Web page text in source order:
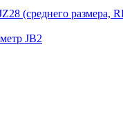
(среднего размера,
JB2